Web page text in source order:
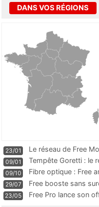
DANS VOS RÉGIONS
23/01
Le réseau de Free
m
09/01
Tempête Goretti : le
09/10
Fibre optique : Free
pass
29/07
Free booste sans
23/05 Free Pro lance son